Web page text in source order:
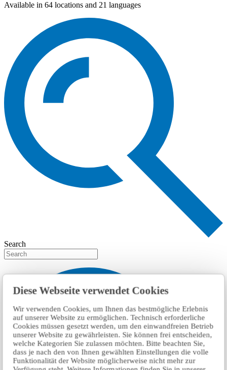
Diese Webseite verwendet Cookies
Wir verwenden Cookies, um Ihnen das bestmögliche Erlebnis
auf unserer Website zu ermöglichen. Technisch erforderliche
Cookies müssen gesetzt werden, um den einwandfreien Betrieb
unserer Website zu gewährleisten. Sie können frei entscheiden,
welche Kategorien Sie zulassen möchten. Bitte beachten Sie,
dass je nach den von Ihnen gewählten Einstellungen die volle
Funktionalität der Website möglicherweise nicht mehr zur
Available in 64 locations and 21 languages
Search